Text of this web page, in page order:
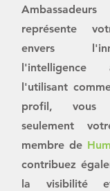
représente
envers
l'intelligence
l'utilisant
profil, vous
seulement
membre de
contribuez
la visibilité